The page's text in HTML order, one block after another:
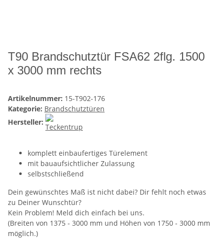
T90 Brandschutztür FSA62 2flg. 1500
x 3000 mm rechts
Artikelnummer: 15-T902-176
Kategorie: Brandschutztüren
Hersteller:
komplett einbaufertiges Türelement
mit bauaufsichtlicher Zulassung
selbstschließend
Dein gewünschtes Maß ist nicht dabei? Dir fehlt noch etwas
zu Deiner Wunschtür?
Kein Problem! Meld dich einfach bei uns.
(Breiten von 1375 - 3000 mm und Höhen von 1750 - 3000 mm
möglich.)